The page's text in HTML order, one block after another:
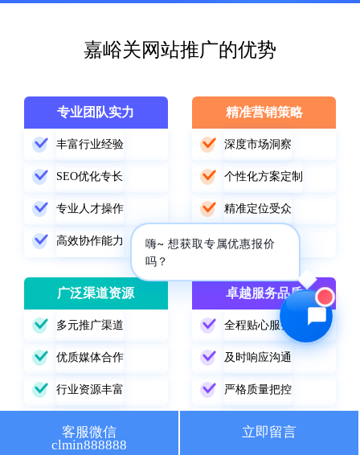
嘉峪关网站推广的优势
专业团队实力
丰富行业经验
SEO优化专长
专业人才操作
高效协作能力
精准营销策略
深度市场洞察
个性化方案定制
精准定位受众
数据驱动优化
广泛渠道资源
多元推广渠道
优质媒体合作
行业资源丰富
卓越服务品质
全程贴心服务
及时响应沟通
严格质量把控
客服微信
clmin888888
立即留言
嗨~ 想获取专属优惠报价
吗？
🔍 SEO优化 🎬 短视频
📍 GEO推广
📢 信息流 ✏️ 其他
咨询内容